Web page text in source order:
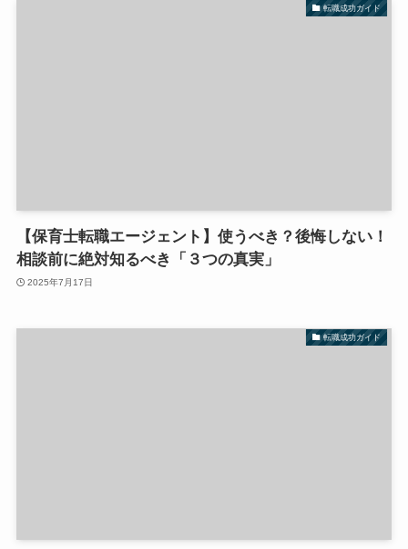
転職成功ガイド
【保育士転職エージェント】使うべき？後悔しない！
相談前に絶対知るべき「３つの真実」
2025年7月17日
転職成功ガイド